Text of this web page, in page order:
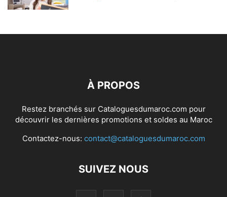
À PROPOS
Restez branchés sur Cataloguesdumaroc.com pour
découvrir les dernières promotions et soldes au Maroc
Contactez-nous: contact@cataloguesdumaroc.com
SUIVEZ NOUS